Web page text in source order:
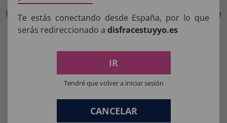
Incluye: Mono musculoso, máscara, caparazón, cinturón
y rodilleras
COMPOSIÇÃO DOS NOSSOS
PRODUTOS:
POLIÉSTER.
Te estás conectando desde España, por lo que
serás redireccionado a disfracestuyyo.es
IR
Tendré que volver a iniciar sesión
CANCELAR